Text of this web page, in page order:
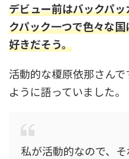
デビュー前はバックパ
クパック一つで色々な
好きだそう。
活動的な榎原依那さん
ように語っていました。
私が活動的なので、